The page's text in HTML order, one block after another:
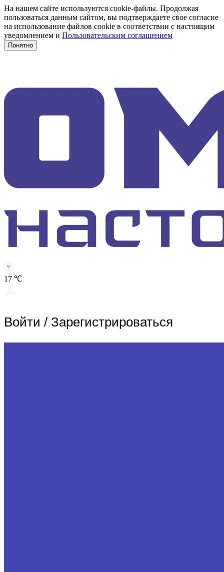
На нашем сайте используются cookie-файлы. Продолжая
пользоваться данным сайтом, вы подтверждаете свое согласие
на использование файлов cookie в соответствии с настоящим
уведомлением и Пользовательским соглашением
Понятно
17 ℃
Войти / Зарегистрироваться